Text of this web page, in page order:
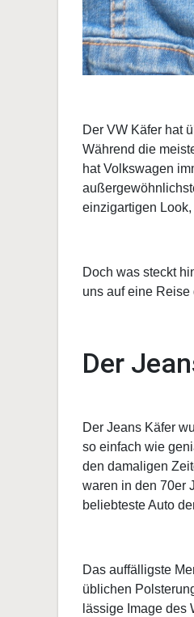
Der VW Käfer hat
Während die
hat Volkswagen
einzigartigen
Doch was steckt
uns auf eine
Der
Der Jeans Käfer
so einfach wie
den damaligen
waren in den 70er
beliebteste Auto
Das auffälligste
üblichen
lässige Image des